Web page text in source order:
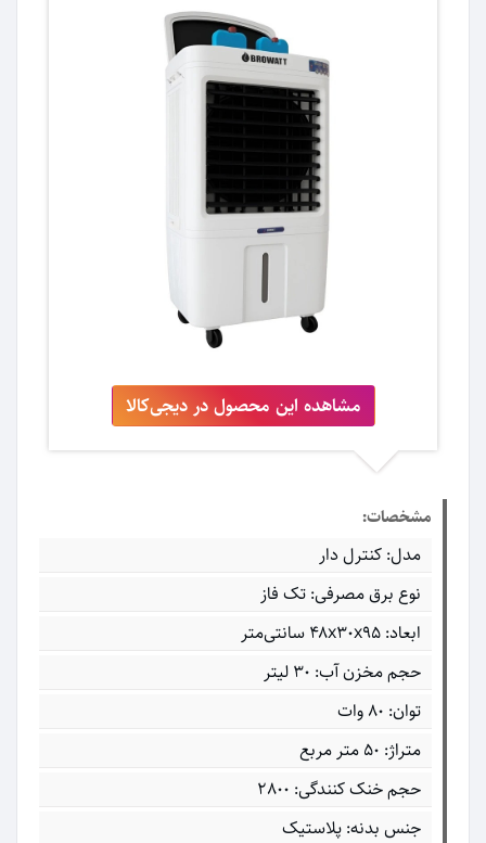
مشاهده این محصول در دیجی‌کالا
مشخصات:
مدل: کنترل دار
نوع برق مصرفی: تک فاز
ابعاد: ۴۸x۳۰x۹۵ سانتی‌متر
حجم مخزن آب: 30 لیتر
توان: 80 وات
متراژ: 50 متر مربع
حجم خنک کنندگی: 2800
جنس بدنه: پلاستیک